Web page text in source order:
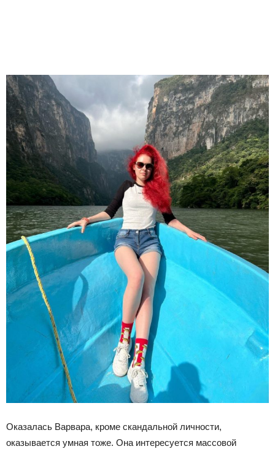
Оказалась Варвара, кроме скандальной личности,
оказывается умная тоже. Она интересуется массовой